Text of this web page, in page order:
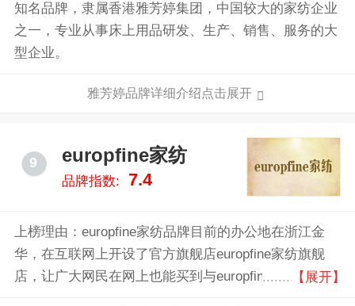
知名品牌，隶属香港雅芳婷集团，中国较大的家纺企业
之一，专业从事床上用品研发、生产、销售、服务的大
型企业。
雅芳婷品牌详细介绍点击展开
9 europfine家纺
品牌指数: 7.4
上榜理由：europfine家纺品牌目前的办公地在浙江金
华，在互联网上开设了官方旗舰店europfine家纺旗舰
店，让广大网民在网上也能买到与europfine家纺实体店
【展开】